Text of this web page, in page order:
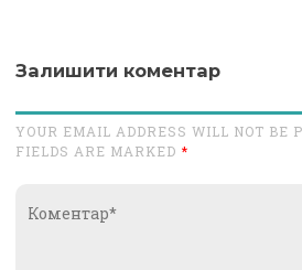
Залишити коментар
YOUR EMAIL ADDRESS WILL NOT BE
FIELDS ARE MARKED *